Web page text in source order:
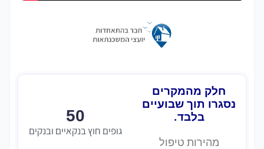
חלק מהמקרים
נסגרו תוך שבועיים
בלבד.
מהירות טיפול
גופים חוץ בנקאיים ובנקים
50